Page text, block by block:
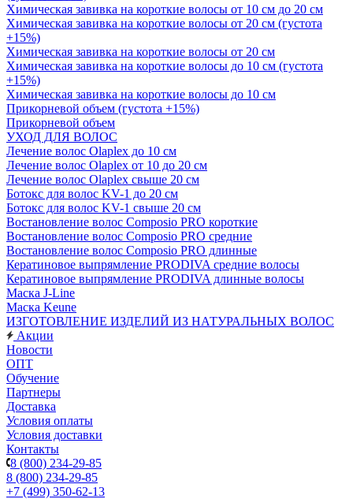
Химическая завивка на короткие волосы от 10 см до 20 см
Химическая завивка на короткие волосы от 20 см (густота
+15%)
Химическая завивка на короткие волосы от 20 см
Химическая завивка на короткие волосы до 10 см (густота
+15%)
Химическая завивка на короткие волосы до 10 см
Прикорневой объем (густота +15%)
Прикорневой объем
УХОД ДЛЯ ВОЛОС
Лечение волос Olapleх до 10 см
Лечение волос Olapleх от 10 до 20 см
Лечение волос Olapleх свыше 20 см
Ботокс для волос KV-1 до 20 см
Ботокс для волос KV-1 свыше 20 см
Востановление волос Composio PRO короткие
Востановление волос Composio PRO средние
Востановление волос Composio PRO длинные
Кератиновое выпрямление PRODIVA средние волосы
Кератиновое выпрямление PRODIVA длинные волосы
Маска J-Line
Маска Keune
ИЗГОТОВЛЕНИЕ ИЗДЕЛИЙ ИЗ НАТУРАЛЬНЫХ ВОЛОС
Акции
Новости
ОПТ
Обучение
Партнеры
Доставка
Условия оплаты
Условия доставки
Контакты
8 (800) 234-29-85
8 (800) 234-29-85
+7 (499) 350-62-13